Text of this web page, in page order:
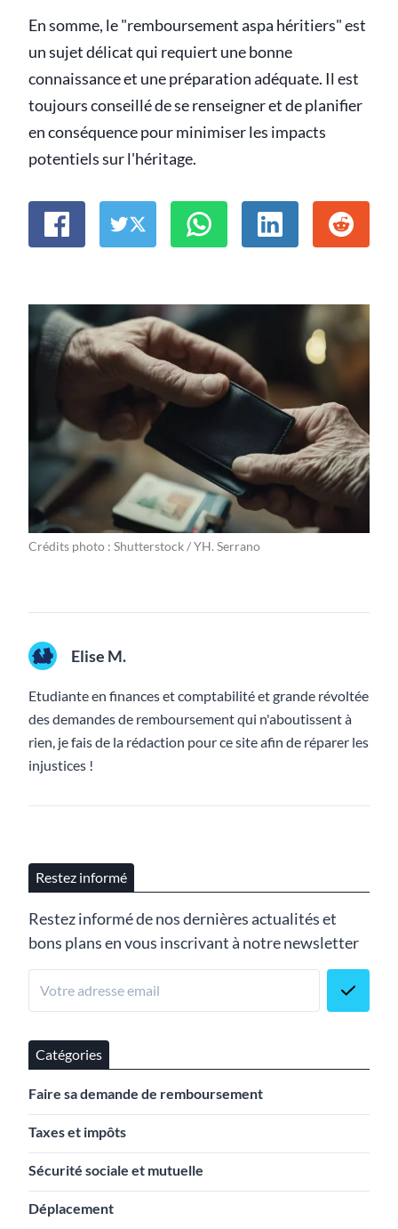
En somme, le "remboursement aspa héritiers" est
un sujet délicat qui requiert une bonne
connaissance et une préparation adéquate. Il est
toujours conseillé de se renseigner et de planifier
en conséquence pour minimiser les impacts
potentiels sur l'héritage.
Crédits photo : Shutterstock / YH. Serrano
Elise M.
Etudiante en finances et comptabilité et grande révoltée
des demandes de remboursement qui n'aboutissent à
rien, je fais de la rédaction pour ce site afin de réparer les
injustices !
Restez informé
Restez informé de nos dernières actualités et
bons plans en vous inscrivant à notre newsletter
Catégories
Faire sa demande de remboursement
Taxes et impôts
Sécurité sociale et mutuelle
Déplacement